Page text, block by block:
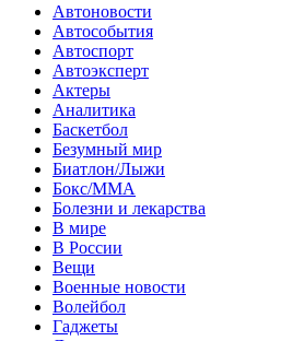
Автоновости
Автособытия
Автоспорт
Автоэксперт
Актеры
Аналитика
Баскетбол
Безумный мир
Биатлон/Лыжи
Бокс/MMA
Болезни и лекарства
В мире
В России
Вещи
Военные новости
Волейбол
Гаджеты